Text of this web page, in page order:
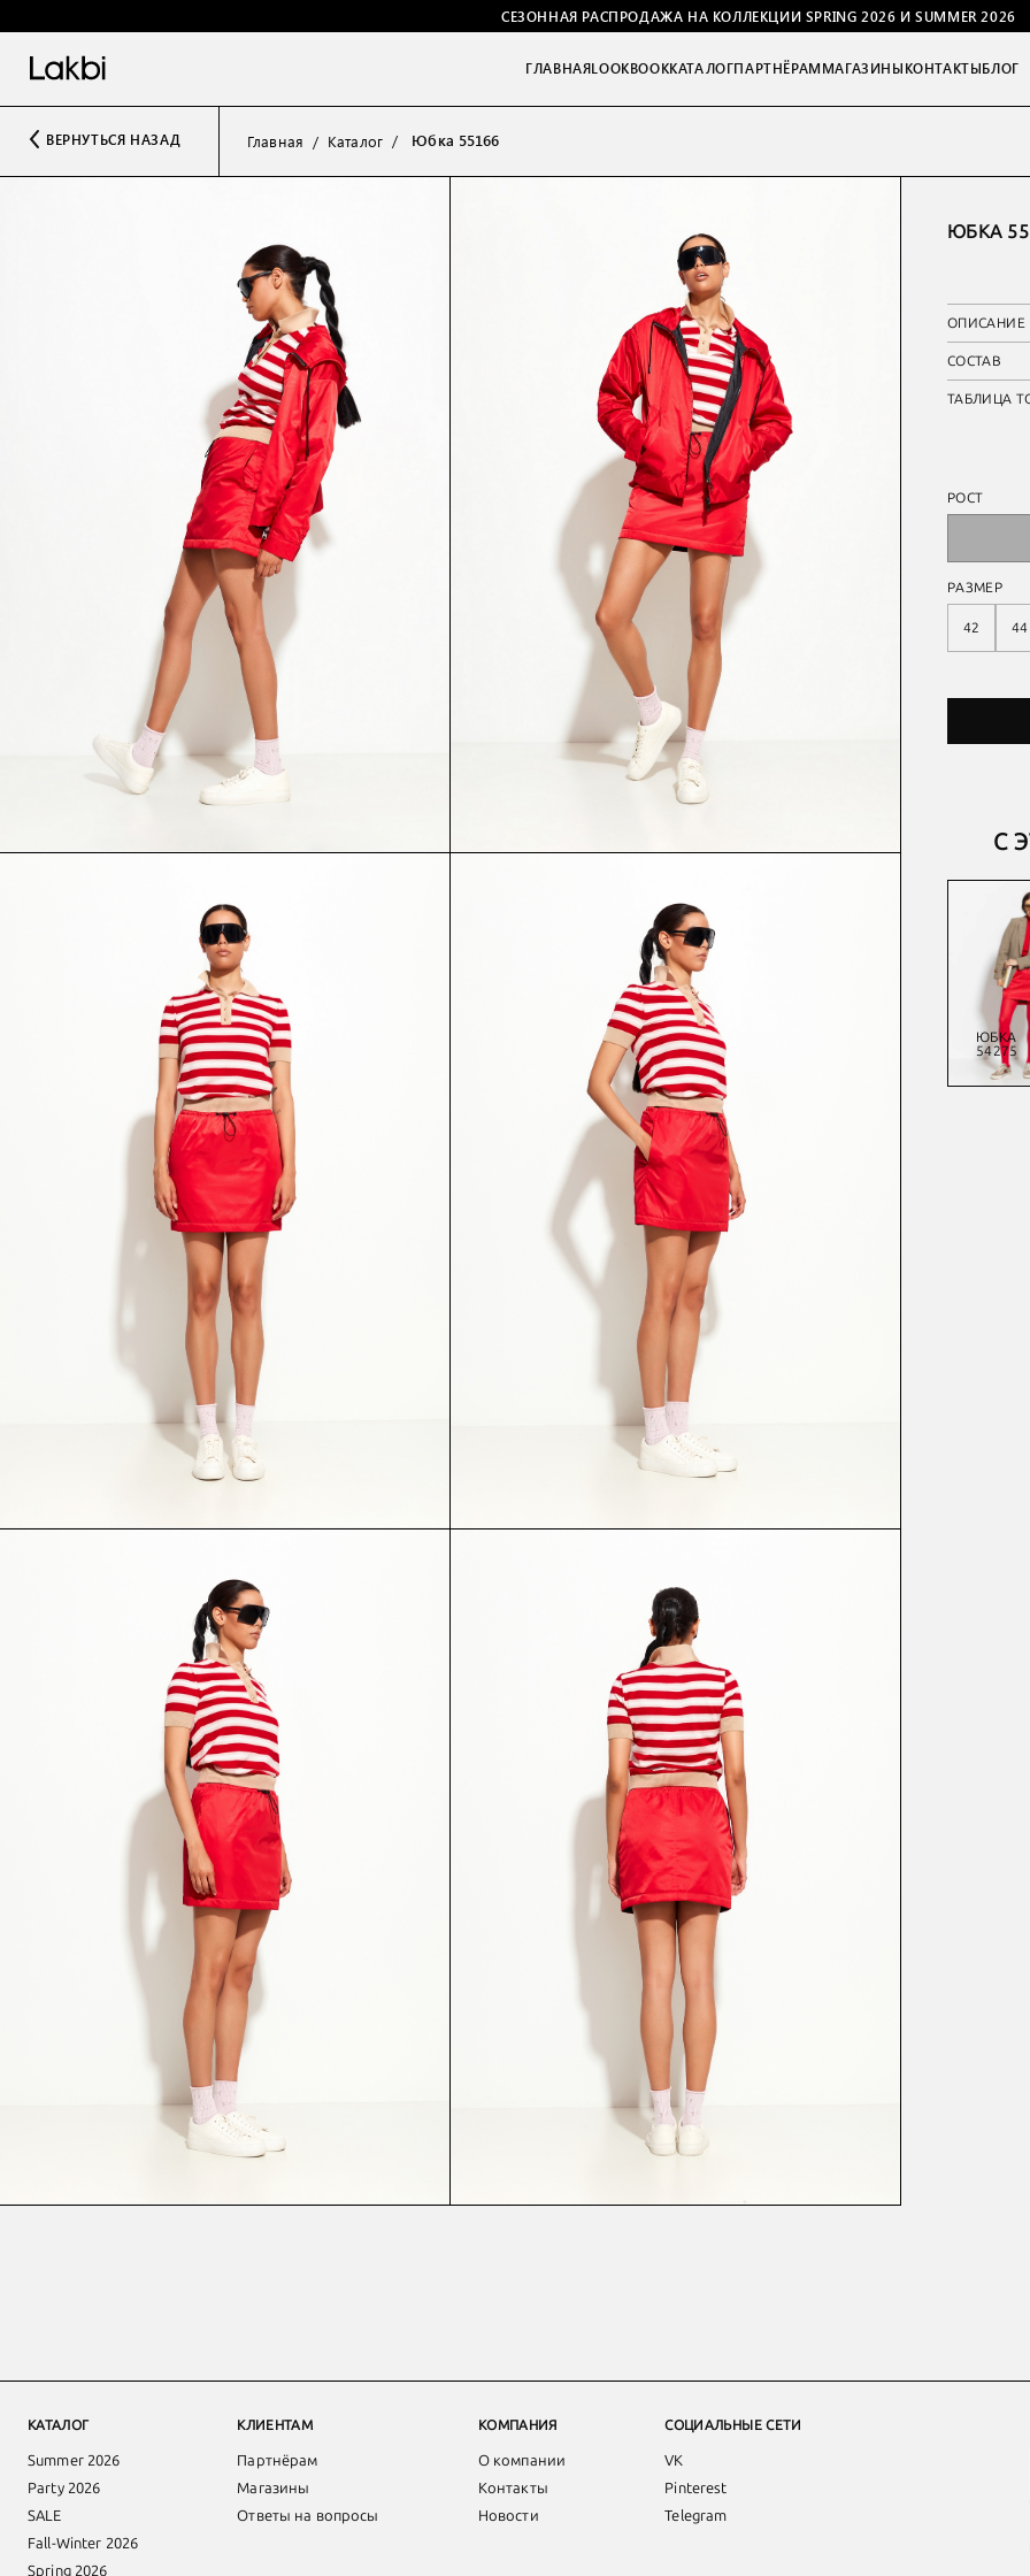
СЕЗОННАЯ РАСПРОДАЖА НА КОЛЛЕКЦИИ SPRING 2026 И SUMMER 2026
ГЛАВНАЯLOOKBOOKКАТАЛОГПАРТНЁРАММАГАЗИНЫКОНТАКТЫБЛОГ
ВЕРНУТЬСЯ НАЗАД Главная Каталог Юбка 55166
ЮБКА
ОПИСАНИЕ
СОСТАВ
ТАБЛИЦА
РОСТ
РАЗМЕР
42 44
С
КУРТКА
54309
КУРТКА
54306
ШОРТЫ
54849
ЮБКА
54275
КАТАЛОГ
Summer 2026
Party 2026
SALE
Fall-Winter 2026
Spring 2026
КЛИЕНТАМ
Партнёрам
Магазины
Ответы на вопросы
КОМПАНИЯ
О компании
Контакты
Новости
СОЦИАЛЬНЫЕ СЕТИ
VK
Pinterest
Telegram